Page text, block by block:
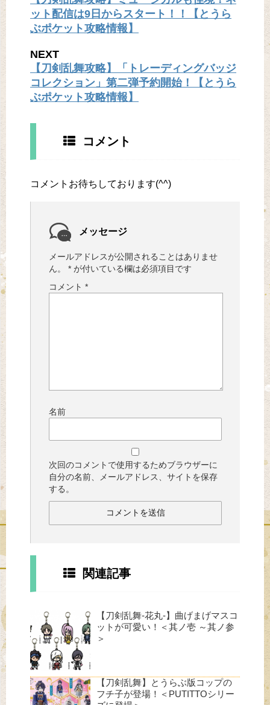
ット配信は9日からスタート！！【とうら
ぶポケット攻略情報】
NEXT
【刀剣乱舞攻略】「トレーディングバッジ
コレクション」第二弾予約開始！【とうら
ぶポケット攻略情報】
コメント
コメントお待ちしております(^^)
メッセージ
メールアドレスが公開されることはありませ
ん。
* が付いている欄は必須項目です
コメント *
名前
次回のコメントで使用するためブラウザーに
自分の名前、メールアドレス、サイトを保存
する。
関連記事
【刀剣乱舞-花丸-】曲げまげマスコ
ットが可愛い！＜其ノ壱 ～其ノ参
＞
【刀剣乱舞】とうらぶ版コップの
フチ子が登場！＜PUTITTOシリー